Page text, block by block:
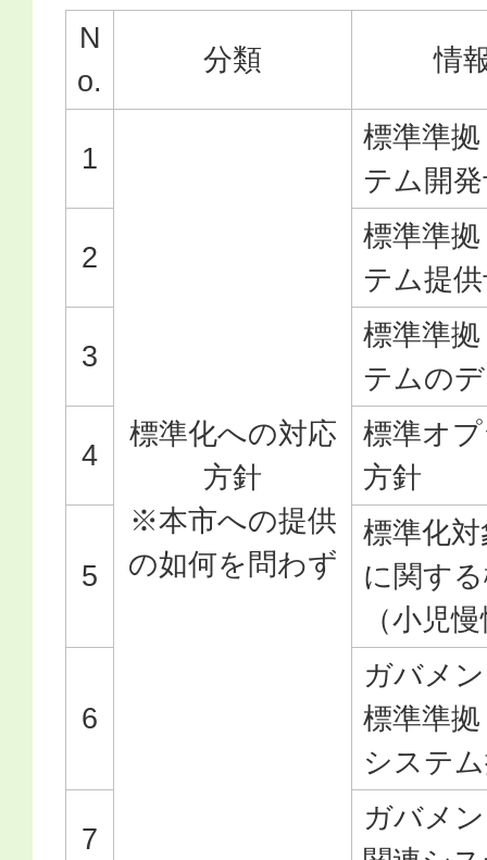
N
o.
分類 情
1
標準化への対応
方針
※本市への提供
の如何を問わず
標準準
テム開
2
標準準
テム提
3
標準準
テムの
4
標準オ
方針
5
標準化
に関す
（小児
6
ガバメ
標準準
システ
7
ガバメ